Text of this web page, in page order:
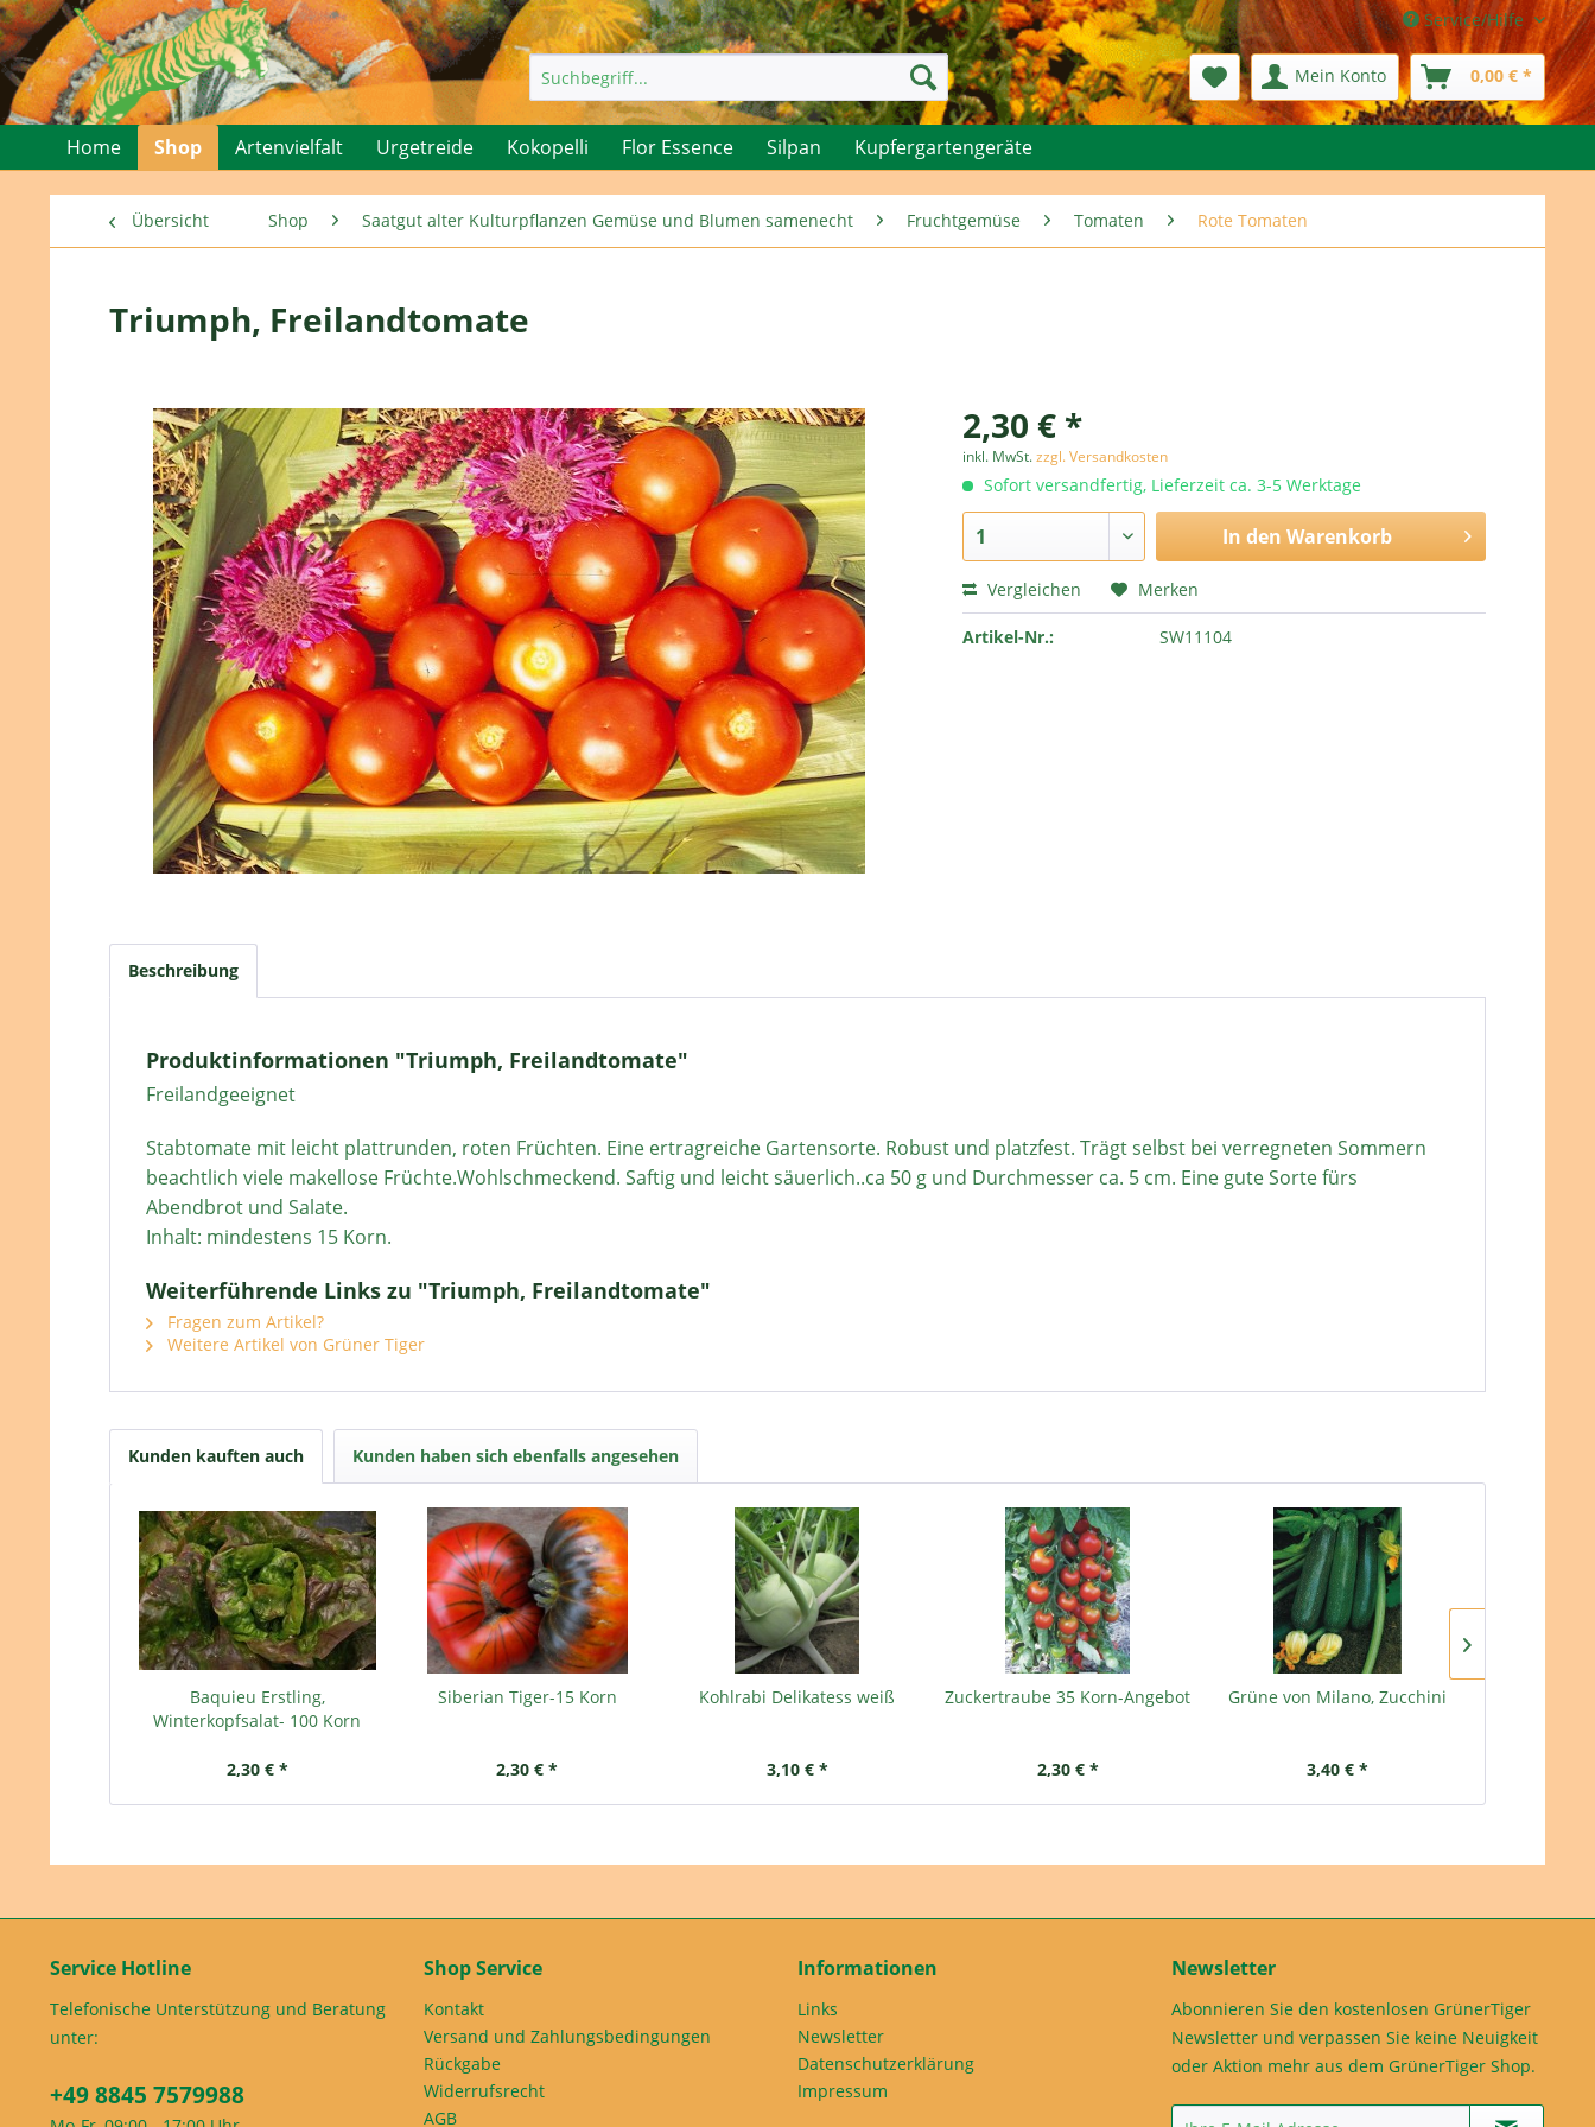
Service/Hilfe
Mein Konto 0,00 € *
Home Shop Artenvielfalt Urgetreide Kokopelli Flor Essence Silpan Kupfergartengeräte
Übersicht Shop Saatgut alter Kulturpflanzen Gemüse und Blumen samenecht Fruchtgemüse Tomaten Rote Tomaten
Triumph, Freilandtomate
2,30 € *
inkl. MwSt.zzgl. Versandkosten
Sofort versandfertig, Lieferzeit ca. 3-5 Werktage
In den Warenkorb
Vergleichen Merken
Artikel-Nr.: SW11104
Beschreibung
Produktinformationen "Triumph, Freilandtomate"
Freilandgeeignet
Stabtomate mit leicht plattrunden, roten Früchten. Eine ertragreiche Gartensorte. Robust und platzfest. Trägt selbst bei verregneten Sommern
beachtlich viele makellose Früchte.Wohlschmeckend. Saftig und leicht säuerlich..ca 50 g und Durchmesser ca. 5 cm. Eine gute Sorte fürs
Abendbrot und Salate.
Inhalt: mindestens 15 Korn.
Weiterführende Links zu "Triumph, Freilandtomate"
Fragen zum Artikel?
Weitere Artikel von Grüner Tiger
Kunden kauften auch Kunden haben sich ebenfalls angesehen
Baquieu Erstling,
Winterkopfsalat- 100 Korn
2,30 € *
Siberian Tiger-15 Korn
2,30 € *
Kohlrabi Delikatess weiß
3,10 € *
Zuckertraube 35 Korn-Angebot
2,30 € *
Grüne von Milano, Zucchini
3,40 € *
Service Hotline
Telefonische Unterstützung und Beratung
unter:
+49 8845 7579988
Shop Service
Kontakt
Versand und Zahlungsbedingungen
Rückgabe
Widerrufsrecht
AGB
Informationen
Links
Newsletter
Datenschutzerklärung
Impressum
Newsletter
Abonnieren Sie den kostenlosen GrünerTiger
Newsletter und verpassen Sie keine Neuigkeit
oder Aktion mehr aus dem GrünerTiger Shop.